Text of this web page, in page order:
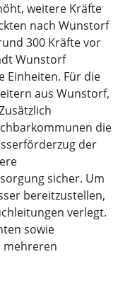
weitere Kräfte
nach Wunstorf
300 Kräfte vor
Wunstorf
Einheiten. Für die
aus Wunstorf,
die
der
sicher. Um
bereitzustellen,
verlegt.
sowie
mehreren